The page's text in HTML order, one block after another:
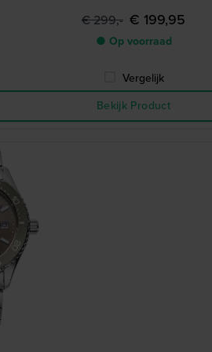
€ 299,- € 199,95
● Op voorraad
Vergelijk
Bekijk Product